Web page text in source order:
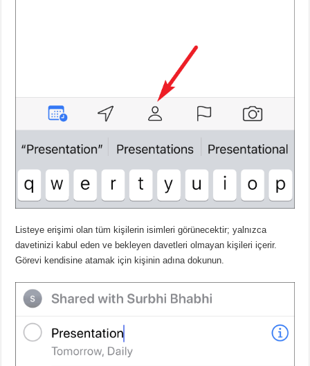
Listeye erişimi olan tüm kişilerin isimleri görünecektir; yalnızca
davetinizi kabul eden ve bekleyen davetleri olmayan kişileri içerir.
Görevi kendisine atamak için kişinin adına dokunun.